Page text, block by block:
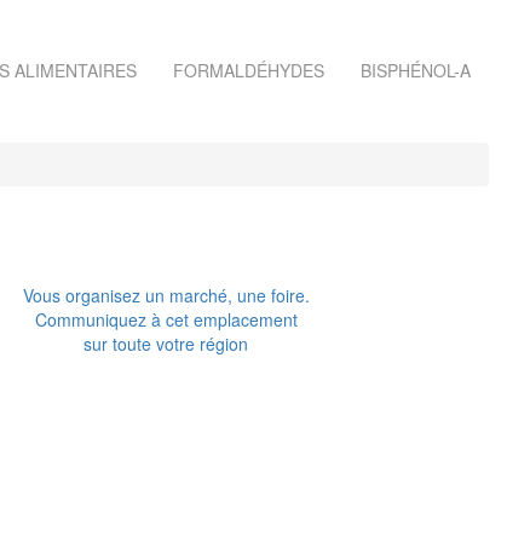
ALIMENTAIRES FORMALDÉHYDES BISPHÉNOL-A
Vous organisez un marché, une foire.
Communiquez à cet emplacement
sur toute votre région